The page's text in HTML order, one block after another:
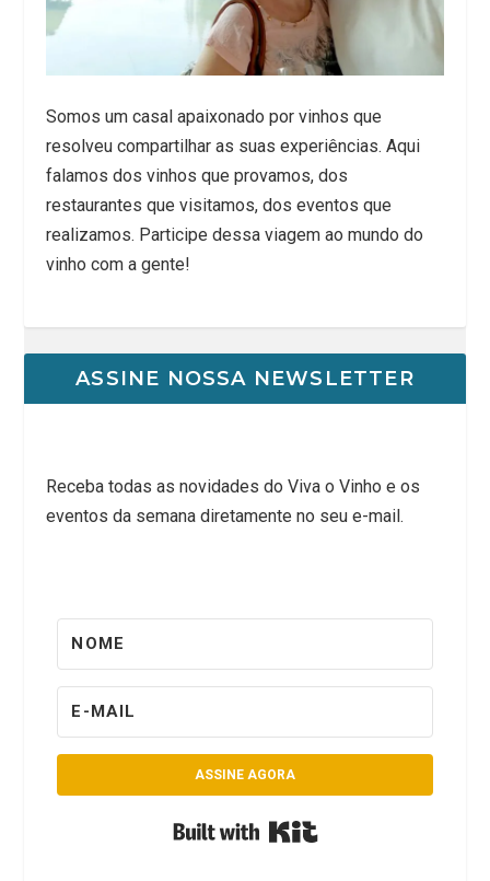
Somos um casal apaixonado por vinhos que
resolveu compartilhar as suas experiências. Aqui
falamos dos vinhos que provamos, dos
restaurantes que visitamos, dos eventos que
realizamos. Participe dessa viagem ao mundo do
vinho com a gente!
ASSINE NOSSA NEWSLETTER
Receba todas as novidades do Viva o Vinho e os
eventos da semana diretamente no seu e-mail.
ASSINE AGORA